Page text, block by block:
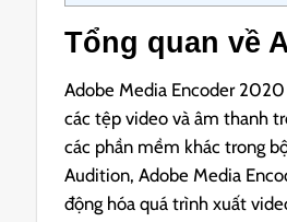
Tổng quan về
Adobe Media Encoder
các tệp video và âm thanh
các phần mềm khác trong
Audition, Adobe Media
động hóa quá trình xuất